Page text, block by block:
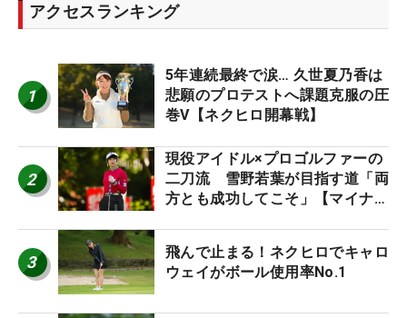
アクセスランキング
1
5年連続最終で涙… 久世夏乃香は
悲願のプロテストへ課題克服の圧
巻V【ネクヒロ開幕戦】
2
現役アイドル×プロゴルファーの
二刀流 雪野若葉が目指す道「両
方とも成功してこそ」【マイナビ
3
飛んで止まる！ネクヒロでキャロ
ウェイがボール使用率No.1